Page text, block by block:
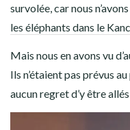
survolée, car nous
les éléphants dans le
Mais nous en avons vu
Ils n’étaient pas prévus
aucun regret d’y être